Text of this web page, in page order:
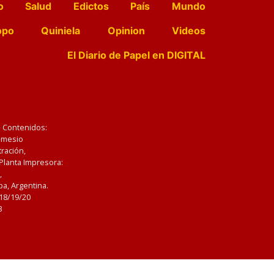
Salud Edictos País
Mundo
Quiniela Opinion
Videos
El Diario de Papel en DIGITAL
Impresora:
Argentina.
19/20